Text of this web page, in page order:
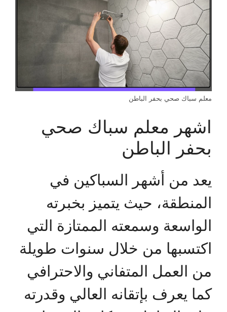
معلم سباك صحي بحفر الباطن
اشهر معلم سباك صحي
بحفر الباطن
يعد من أشهر السباكين في
المنطقة، حيث يتميز بخبرته
الواسعة وسمعته الممتازة التي
اكتسبها من خلال سنوات طويلة
من العمل المتفاني والاحترافي
كما يعرف بإتقانه العالي وقدرته